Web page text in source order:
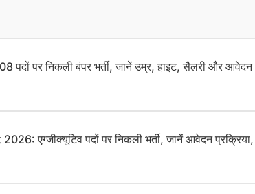
पदों पर निकली बंपर भर्ती, जानें उम्र, हाइट, सैलरी और आवेदन
एग्जीक्यूटिव पदों पर निकली भर्ती, जानें आवेदन प्रक्रिया,